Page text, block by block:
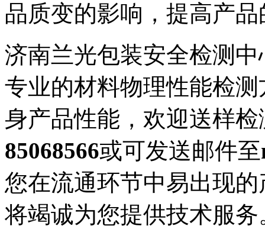
品质变的影响，提高产
济南兰光包装安全检测
专业的材料物理性能检
身产品性能，欢迎送样
85068566或可发送邮件至
您在流通环节中易出现
将竭诚为您提供技术服务